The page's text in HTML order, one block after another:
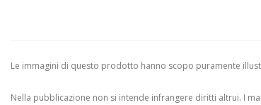
Le immagini di questo prodotto hanno scopo puramente
Nella pubblicazione non si intende infrangere diritti altrui. I